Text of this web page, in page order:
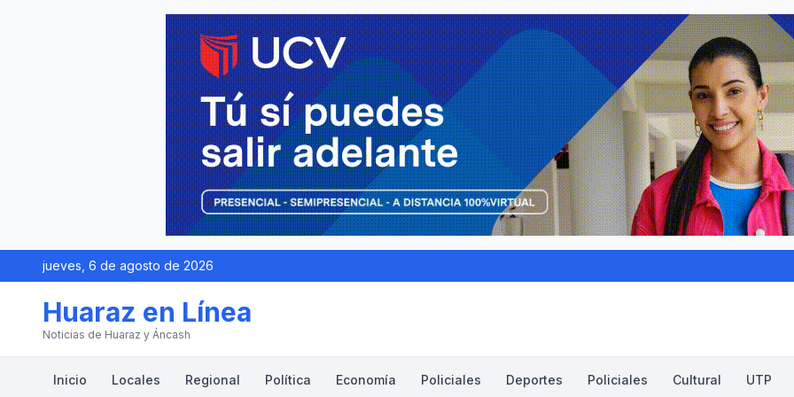
jueves, 6 de agosto de 2026
Huaraz en Línea
Noticias de Huaraz y Áncash
Inicio Locales Regional Política Economía Policiales Deportes Policiales Cultural UTP